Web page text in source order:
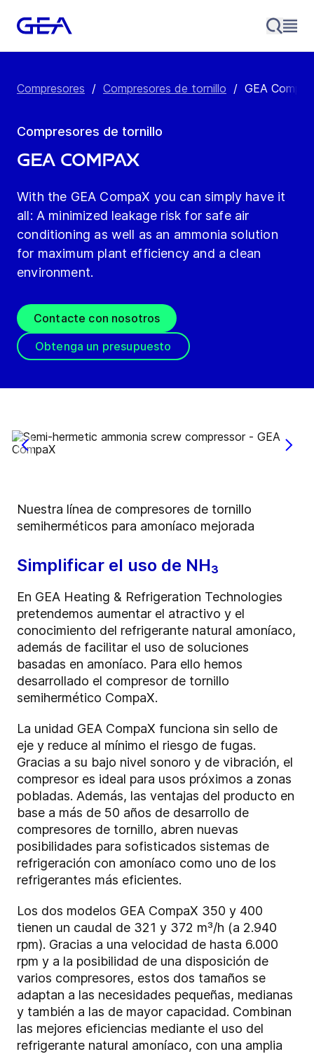
Compresores / Compresores de tornillo / GEA CompaX
Compresores de tornillo
GEA CompaX
With the GEA CompaX you can simply have it
all: A minimized leakage risk for safe air
conditioning as well as an ammonia solution
for maximum plant efficiency and a clean
environment.
Contacte con nosotros
Obtenga un presupuesto
Nuestra línea de compresores de tornillo
semiherméticos para amoníaco mejorada
Simplificar el uso de NH₃
En GEA Heating & Refrigeration Technologies
pretendemos aumentar el atractivo y el
conocimiento del refrigerante natural amoníaco,
además de facilitar el uso de soluciones
basadas en amoníaco. Para ello hemos
desarrollado el compresor de tornillo
semihermético CompaX.
La unidad GEA CompaX funciona sin sello de
eje y reduce al mínimo el riesgo de fugas.
Gracias a su bajo nivel sonoro y de vibración, el
compresor es ideal para usos próximos a zonas
pobladas. Además, las ventajas del producto en
base a más de 50 años de desarrollo de
compresores de tornillo, abren nuevas
posibilidades para sofisticados sistemas de
refrigeración con amoníaco como uno de los
refrigerantes más eficientes.
Los dos modelos GEA CompaX 350 y 400
tienen un caudal de 321 y 372 m³/h (a 2.940
rpm). Gracias a una velocidad de hasta 6.000
rpm y a la posibilidad de una disposición de
varios compresores, estos dos tamaños se
adaptan a las necesidades pequeñas, medianas
y también a las de mayor capacidad. Combinan
las mejores eficiencias mediante el uso del
refrigerante natural amoníaco, con una amplia